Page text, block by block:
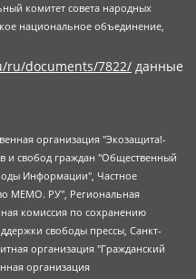
комитет совета народных
национальное объединение,
ru/documents/7822/ данные
11.07.2018), Захаров Андрей Вячеславович, Клепиковская Екатерина Дмитриевна, Общество с ограниченной ответственностью "МЕМО", Перл Роман Александрович, Симонов Евгений Алексеевич, Соловьева Елена Анатольевна, Сотников Даниил Владимирович, Сурначева Елизавета Дмитриевна, Автономная некоммерческая организация по защите прав человека и информированию населения "Якутия – Наше Мнение", Общество с ограниченной ответственностью "Москоу диджитал медиа", с 26.01.2023 Общество с ограниченной ответственностью "Чайка Белые сады", Ветошкина Валерия Валерьевна, Заговора Максим Александрович, Межрегиональное общественное движение "Российская ЛГБТ - сеть", Оленичев Максим Владимирович, Павлов Иван Юрьевич, Скворцова Елена Сергеевна, Общество с ограниченной ответственностью "Как бы инагент", Кочетков Игорь Викторович, Общество с ограниченной ответственностью "Честные выборы", Еланчик Олег Александрович, Общество с ограниченной ответственностью "Нобелевский призыв", Гималова Регина Эмилевна, Григорьев Андрей Валерьевич, Григорьева Алина Александровна, Ассоциация по содействию защите прав призывников, альтернативнослужащих и военнослужащих "Правозащитная группа "Гражданин.Армия.Право", Хисамова Регина Фаритовна, Автономная некоммерческая организация по реализации социально-правовых программ "Лилит", Дальневосточное общественное движение "Маяк", Санкт-Петербургская ЛГБТ-инициативная группа "Выход", Инициативная группа ЛГБТ+ "Реверс", Алексеев Андрей Викторович, Бекбулатова Таисия Львовна, Беляев Иван Михайлович, Владыкина Елена Сергеевна, Гельман Марат Александрович, Никульшина Вероника Юрьевна, Толоконникова Надежда Андреевна, Шендерович Виктор Анатольевич, Общество с ограниченной ответственностью "Данное сообщение", Общество с ограниченной ответственностью Издательский дом "Новая глава", Айнбиндер Александра Александровна, Московский комьюнити-центр для ЛГБТ+инициатив, Благотворительный фонд развития филантропии, Deutsche Welle (Германия, Kurt-Schumacher-Strasse 3, 53113 Bonn), Борзунова Мария Михайловна, Воробьев Виктор Викторович, Голубева Анна Львовна, Константинова Алла Михайловна, Малкова Ирина Владимировна, Мурадов Мурад Абдулгалимович, Осетинская Елизавета Николаевна, Понасенков Евгений Николаевич, Ганапольский Матвей Юрьевич, Киселев Евгений Алексеевич, Борухович Ирина Григорьевна, Дремин Иван Тимофеевич, Дубровский Дмитрий Викторович, Красноярская региональная общественная организация поддержки и развития альтернативных образовательных технологий и межкультурных коммуникаций "ИНТЕРРА", Маяковская Екатерина Алексеевна, Фейгин Марк Захарович, Филимонов Андрей Викторович, Дзугкоева Регина Николаевна, Доброхотов Роман Александрович, Дудь Юрий Александрович, Елкин Сергей Владимирович, Кругликов Кирилл Игоревич, Сабунаева Мария Леонидовна, Семенов Алексей Владимирович, Шаинян Карен Багратович, Шульман Екатерина Михайловна, Асафьев Артур Валерьевич, Вахштайн Виктор Семенович, Венедиктов Алексей Алексеевич, Лушникова Екатерина Евгеньевна, Волков Леонид Михайлович, Невзоров Александр Глебович, Пархоменко Сергей Борисович, Сироткин Ярослав Николаевич, Кара-Мурза Владимир Владимирович, Баранова Наталья Владимировна, Гозман Леонид Яковлевич, Кагарлицкий Борис Юльевич, Климарев Михаил Валерьевич, Милов Владимир Станиславович, Автономная некоммерческая организация Краснодарский центр современного искусства "Типография", Моргенштерн Алишер Тагирович, Соболь Любовь Эдуардовна, Общество с ограниченной ответственностью "ЛИЗА НОРМ", Каспаров Гарри Кимович, Ходорковский Михаил Борисович, Общество с ограниченной ответственностью "Апрельские тезисы", Данилович Ирина Брониславовна, Кашин Олег Владимирович, Петров Николай Владимирович, Пивоваров Алексей Владимирович, Соколов Михаил Владимирович, Цветкова Юлия Владимировна, Чичваркин Евгений Александрович, Комитет против пыток/Команда против пыток, Общество с ограниченной ответственностью "Первый научный", Общество с ограниченной ответственностью "Вертолет и ко", Белоцерковская Вероника Борисовна, Кац Максим Евгеньевич, Лазарева Татьяна Юрьевна, Шаведдинов Руслан Табризович, Яшин Илья Валерьевич, Общество с ограниченной ответственностью "Иноагент ААВ", Алешковский Дмитрий Петрович, Альбац Евгения Марковна, Быков Дмитрий Львович, Галямина Юлия Евгеньевна, Лойко Сергей Леонидович, Мартынов Кирилл Константинович, Медведев Сергей Александрович, Крашенинников Федор Геннадиевич, Гордеева Катерина Вл